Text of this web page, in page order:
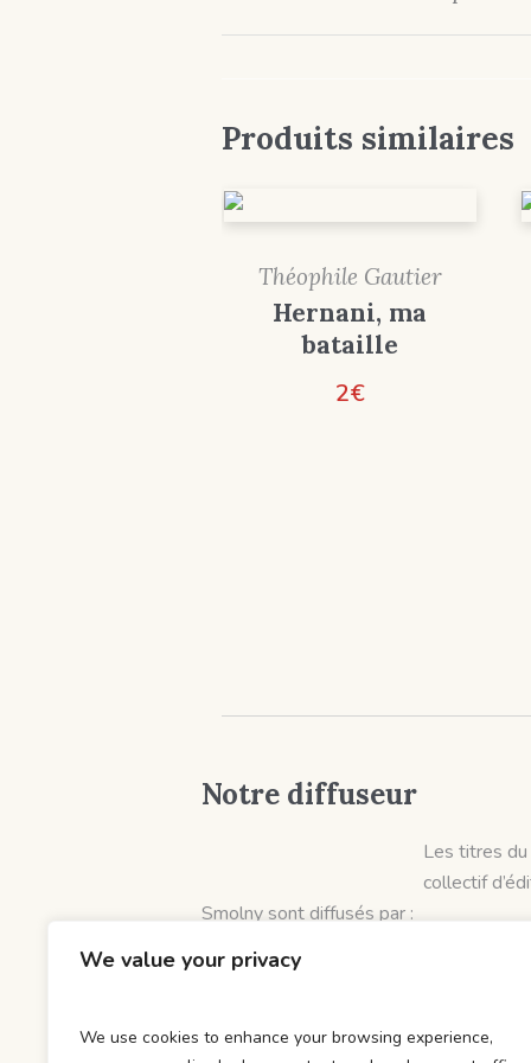
We value your privacy
We use cookies to enhance your browsing experience,
Produits similaires
Théophile Gautier
Hernani, ma
bataille
2€
Notre diffuseur
Les titres du
collectif
Smolny sont diffusés par :
et distribués par :